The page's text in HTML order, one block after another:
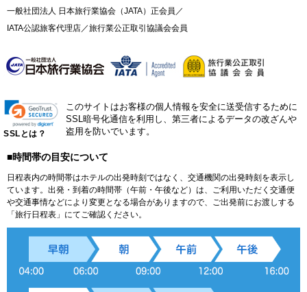
一般社団法人 日本旅行業協会（JATA）正会員／
IATA公認旅客代理店／旅行業公正取引協議会会員
SSLとは？
このサイトはお客様の個人情報を安全に送受信するために
SSL暗号化通信を利用し、第三者によるデータの改ざんや
盗用を防いでいます。
■時間帯の目安について
日程表内の時間帯はホテルの出発時刻ではなく、交通機関の出発時刻を表示し
ています。出発・到着の時間帯（午前・午後など）は、ご利用いただく交通便
や交通事情などにより変更となる場合がありますので、ご出発前にお渡しする
「旅行日程表」にてご確認ください。